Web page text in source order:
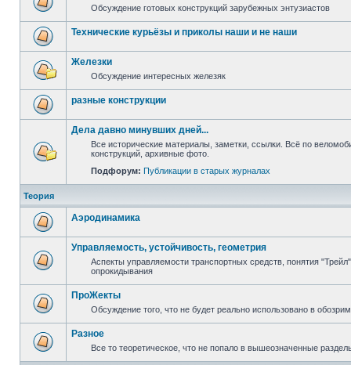
Обсуждение готовых конструкций зарубежных энтузиастов
Технические курьёзы и приколы наши и не наши
Железки
Обсуждение интересных железяк
разные конструкции
Дела давно минувших дней...
Все исторические материалы, заметки, ссылки. Всё по
конструкций, архивные фото.
Подфорум: Публикации в старых журналах
Теория
Аэродинамика
Управляемость, устойчивость, геометрия
Аспекты управляемости транспортных средств, понятия
опрокидывания
ПроЖекты
Обсуждение того, что не будет реально использовано в
Разное
Все то теоретическое, что не попало в вышеозначенные